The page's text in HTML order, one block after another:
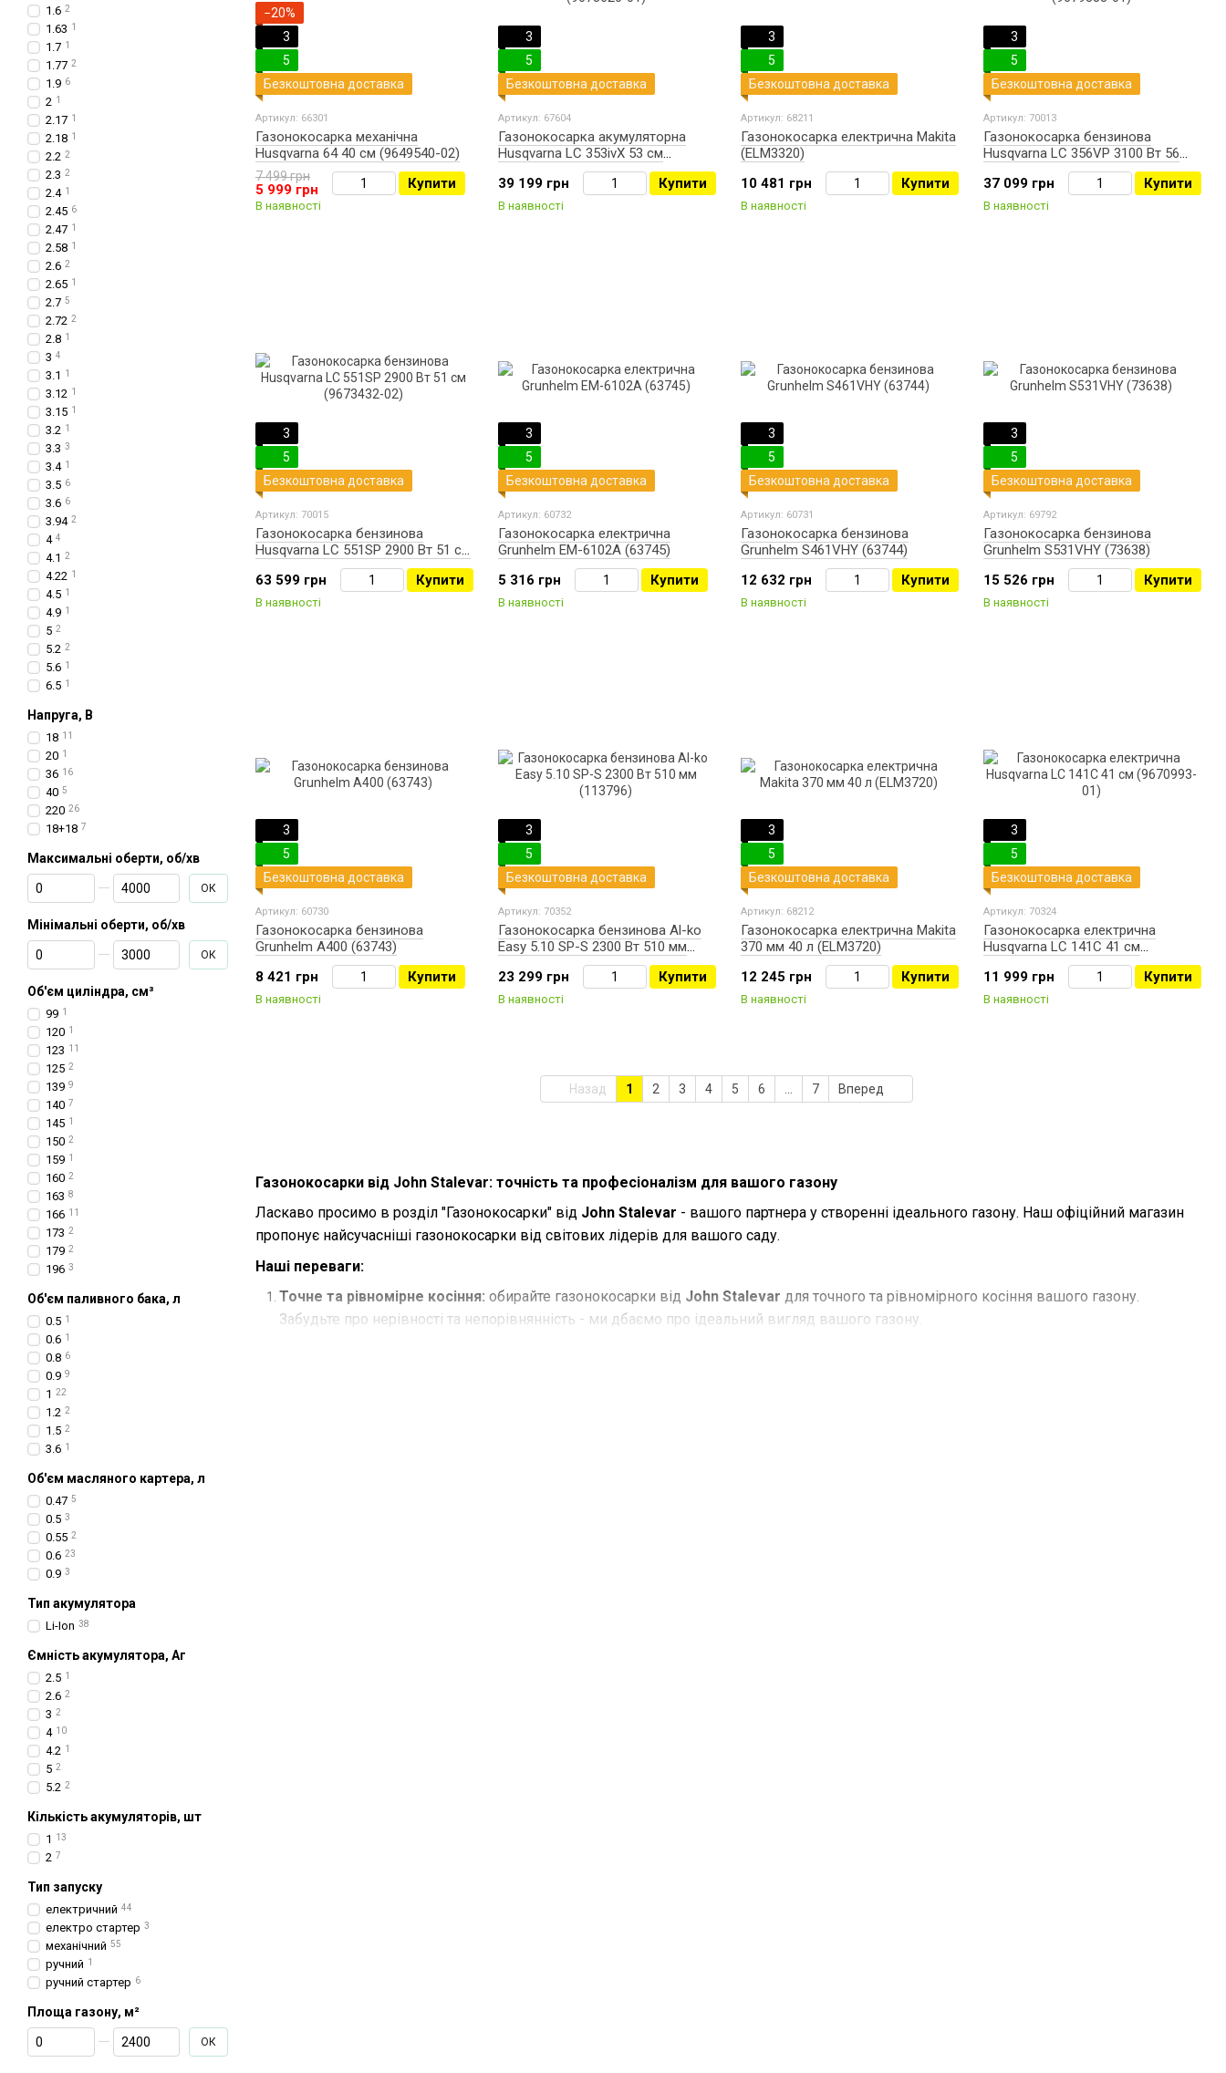
Газонокосарки від John Stalevar: точність та професіоналізм для вашого газону
Ласкаво просимо в розділ "Газонокосарки" від John Stalevar - вашого партнера у створенні ідеального газону. Наш офіційний магазин
пропонує найсучасніші газонокосарки від світових лідерів для вашого саду.
Наші переваги:
Точне та рівномірне косіння: обирайте газонокосарки від John Stalevar для точного та рівномірного косіння вашого газону.
Забудьте про нерівності та непорівнянність - ми дбаємо про ідеальний вигляд вашого газону.
−20%
3
5
Безкоштовна доставка
Артикул: 66301
Газонокосарка механічна
Husqvarna 64 40 см (9649540-02)
7 499 грн
5 999 грн Купити
В наявності
3
5
Безкоштовна доставка
Артикул: 67604
Газонокосарка акумуляторна
Husqvarna LC 353ivX 53 см
39 199 грн
Купити
В наявності
3
5
Безкоштовна доставка
Артикул: 68211
Газонокосарка електрична Makita
(ELM3320)
10 481 грн
Купити
В наявності
3
5
Безкоштовна доставка
Артикул: 70013
Газонокосарка бензинова
Husqvarna LC 356VP 3100 Вт 56
см (9679888-01)
37 099 грн
Купити
В наявності
3
5
Безкоштовна доставка
Артикул: 70015
Газонокосарка бензинова
Husqvarna LC 551SP 2900 Вт 51 см
63 599 грн
Купити
В наявності
3
5
Безкоштовна доставка
Артикул: 60732
Газонокосарка електрична
Grunhelm EM-6102A (63745)
5 316 грн
Купити
В наявності
3
5
Безкоштовна доставка
Артикул: 60731
Газонокосарка бензинова
Grunhelm S461VHY (63744)
12 632 грн
Купити
В наявності
3
5
Безкоштовна доставка
Артикул: 69792
Газонокосарка бензинова
Grunhelm S531VHY (73638)
15 526 грн
Купити
В наявності
3
5
Безкоштовна доставка
Артикул: 60730
Газонокосарка бензинова
Grunhelm А400 (63743)
8 421 грн
Купити
В наявності
3
5
Безкоштовна доставка
Артикул: 70352
Газонокосарка бензинова Al-ko
Easy 5.10 SP-S 2300 Вт 510 мм
23 299 грн
Купити
В наявності
3
5
Безкоштовна доставка
Артикул: 68212
Газонокосарка електрична Makita
370 мм 40 л (ELM3720)
12 245 грн
Купити
В наявності
3
5
Безкоштовна доставка
Артикул: 70324
Газонокосарка електрична
Husqvarna LC 141C 41 см
11 999 грн
Купити
В наявності
Назад 1 2 3 4 5 6 7 Вперед
1.6 2
1.63 1
1.7 1
1.77 2
1.9 6
2 1
2.17 1
2.18 1
2.2 2
2.3 2
2.4 1
2.45 6
2.47 1
2.58 1
2.6 2
2.65 1
2.7 5
2.72 2
2.8 1
3 4
3.1 1
3.12 1
3.15 1
3.2 1
3.3 3
3.4 1
3.5 6
3.6 6
3.94 2
4 4
4.1 2
4.22 1
4.5 1
4.9 1
5 2
5.2 2
5.6 1
6.5 1
Напруга, В
18 11
20 1
36 16
40 5
220 26
18+18 7
Максимальні оберти, об/хв
От Максимальні оберти, об/хв
До Максимальні оберти, об/хв
ОК
Мінімальні оберти, об/хв
От Мінімальні оберти, об/хв
До Мінімальні оберти, об/хв ОК
Об'єм циліндра, см³
99 1
120 1
123 11
125 2
139 9
140 7
145 1
150 2
159 1
160 2
163 8
166 11
173 2
179 2
196 3
Об'єм паливного бака, л
0.5 1
0.6 1
0.8 6
0.9 9
1 22
1.2 2
1.5 2
3.6 1
Об'єм масляного картера, л
0.47 5
0.5 3
0.55 2
0.6 23
0.9 3
Тип акумулятора
Li-Ion 38
Ємність акумулятора, Аг
2.5 1
2.6 2
3 2
4 10
4.2 1
5 2
5.2 2
Кількість акумуляторів, шт
1 13
2 7
Тип запуску
електричний 44
електро стартер 3
механічний 55
ручний 1
ручний стартер 6
Площа газону, м²
От Площа газону, м²
До Площа газону, м² ОК